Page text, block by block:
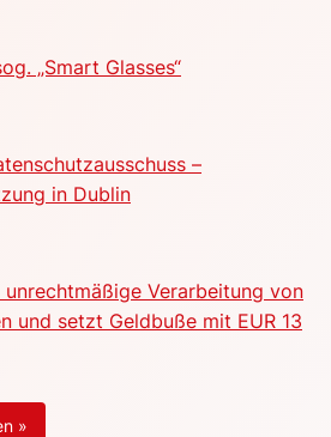
„Smart Glasses“
–
in Dublin
Verarbeitung von
und setzt Geldbuße mit EUR 13
»